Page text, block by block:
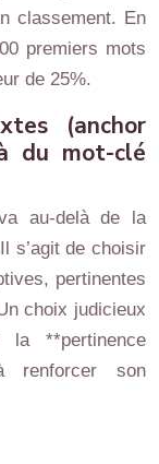
classement. En
premiers mots
de 25%.
(anchor
du mot-clé
au-delà de la
s’agit de choisir
pertinentes
choix judicieux
**pertinence
renforcer son